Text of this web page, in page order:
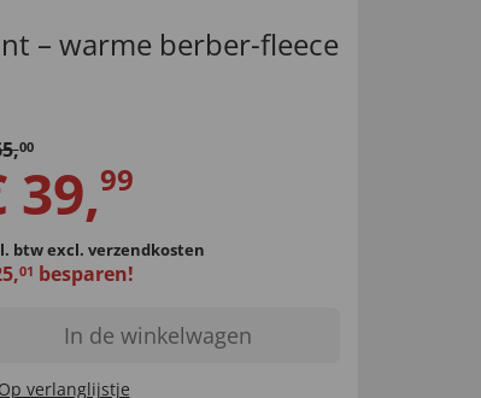
– warme berber-fleece
,00
39,99
btwexcl. verzendkosten
,01 besparen!
In de winkelwagen
Op verlanglijstje